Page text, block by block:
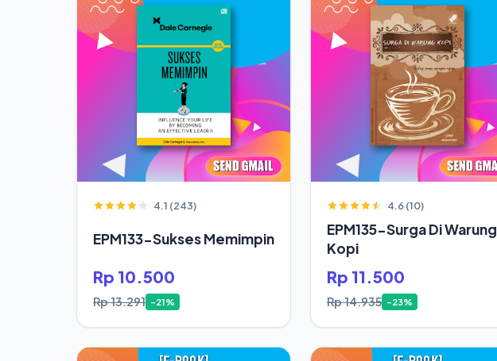
4.1 (243)
EPM133-Sukses Memimpin
Rp 10.500
Rp 13.291 -21%
4.6 (10)
EPM135-Surga Di Warung
Kopi
Rp 11.500
Rp 14.935 -23%